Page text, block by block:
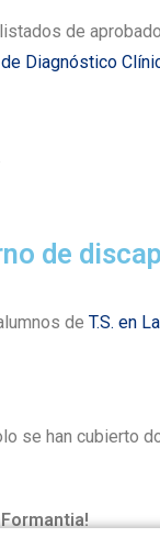
de
Diagnóstico
de
de T.S. en
se han cubierto
Formantia!